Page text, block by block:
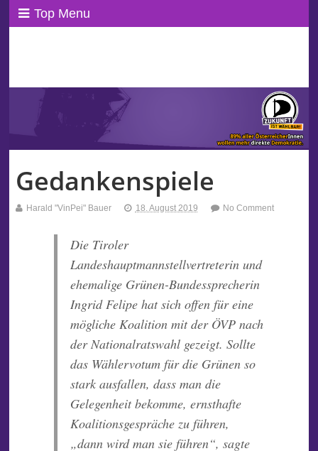
Top Menu
Gedankenspiele
Harald "VinPei" Bauer 18. August 2019 No Comment
Die Tiroler
Landeshauptmannstellvertreterin und
ehemalige Grünen-Bundessprecherin
Ingrid Felipe hat sich offen für eine
mögliche Koalition mit der ÖVP nach
der Nationalratswahl gezeigt. Sollte
das Wählervotum für die Grünen so
stark ausfallen, dass man die
Gelegenheit bekomme, ernsthafte
Koalitionsgespräche zu führen,
„dann wird man sie führen“, sagte